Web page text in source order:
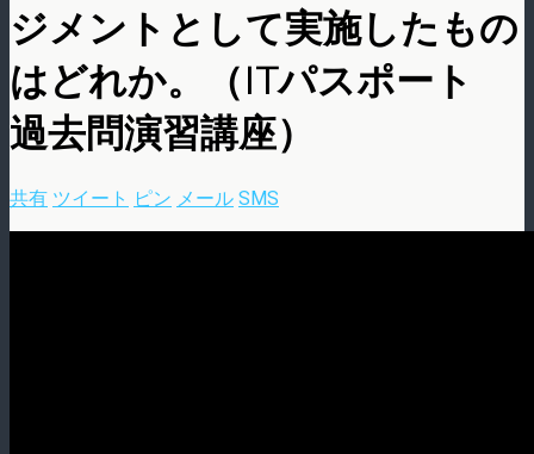
ジメントとして実施したもの
はどれか。（ITパスポート
過去問演習講座）
共有 ツイート ピン メール SMS